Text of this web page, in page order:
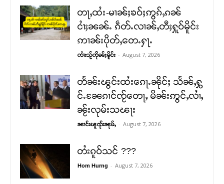
တႃႇထႆး-မၢၼ်ႈၶဝ်ႈဢွၵ်ႇၵၼ်
ငၢႆႈၼၼ်ႉ ၵဵတ်ႉလၢၼ်ႇတီႈႁူဝ်မိူင်း
ဢၢၼ်းပိုတ်ႇတေႉႁႃႉ
ၸၢႆးသႂ်ၸိုၼ်ႈမိူင်း - August 7, 2026
တႅၼ်းၽွင်းထႆးၵေႃႉၼိုင်ႈ သႅၼ်ႇႁွ
င်ႉၼႄၵၢင်ၸႂ်တေႃႇ မိၼ်းဢွင်ႇလၢႆႇ
ၼႂ်းလုမ်းသၽႃး
ၼၢင်းၽူၺ်းၼုမ်ႇ - August 7, 2026
တႆးၵူဝ်သင် ???
Hom Hurng - August 7, 2026